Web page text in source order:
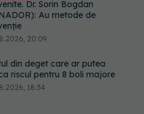
din deget care ar putea
riscul pentru 8 boli majore
18:34
care poate crește brusc
Cine este mai expus